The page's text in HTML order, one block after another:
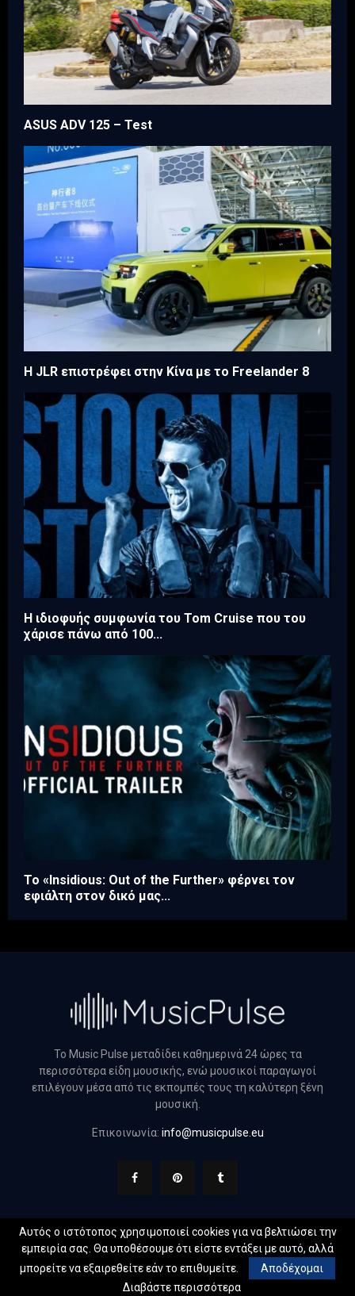
ASUS ADV 125 – Test
Η JLR επιστρέφει στην Κίνα με το Freelander 8
Η ιδιοφυής συμφωνία του Tom Cruise που του
χάρισε πάνω από 100...
Το «Insidious: Out of the Further» φέρνει τον
εφιάλτη στον δικό μας...
Το Music Pulse μεταδίδει καθημερινά 24 ώρες τα
περισσότερα είδη μουσικής, ενώ μουσικοί παραγωγοί
επιλέγουν μέσα από τις εκπομπές τους τη καλύτερη ξένη
μουσική.
Επικοινωνία: info@musicpulse.eu
@2022 - musicpulse.eu. All Right Reserved. Designed and
Developed by Web Technical
Αυτός ο ιστότοπος χρησιμοποιεί cookies για να βελτιώσει την
εμπειρία σας. Θα υποθέσουμε ότι είστε εντάξει με αυτό, αλλά
μπορείτε να εξαιρεθείτε εάν το επιθυμείτε.
Αποδέχομαι
Διαβάστε περισσότερα